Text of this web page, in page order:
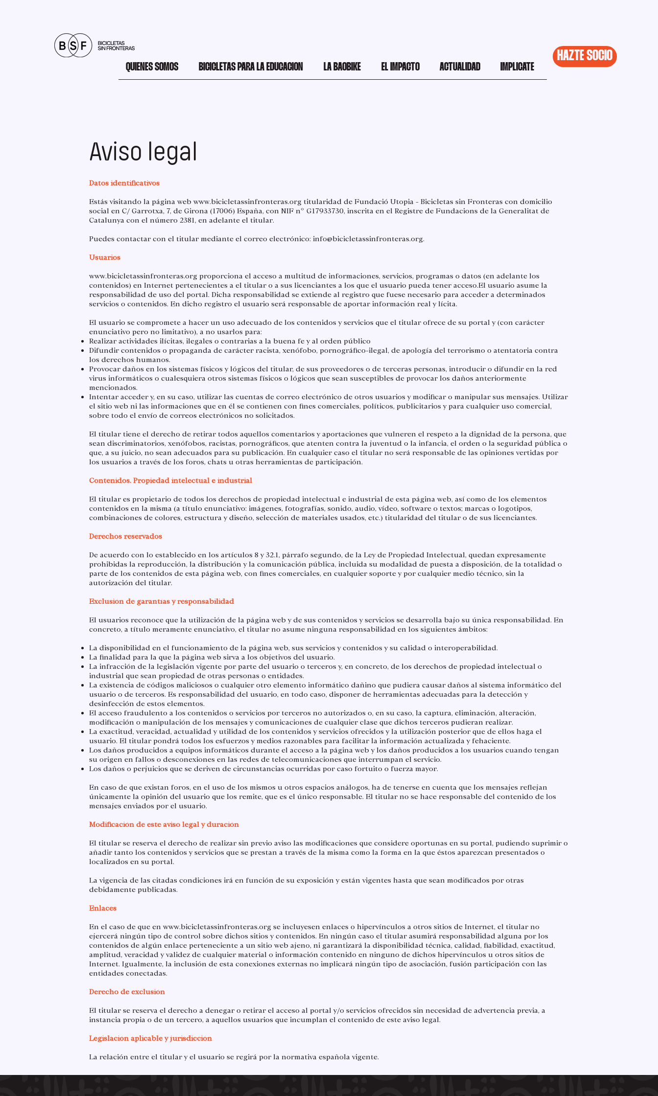
QUIENES SOMOS BICICLETAS PARA LA EDUCACION LA BAOBIKE EL IMPACTO ACTUALIDAD IMPLICATE
HAZTE SOCIO
Aviso legal
Datos identificativos
Estás visitando la página webwww.bicicletassinfronteras.org titularidad de Fundació Utopia - Bicicletas sin Fronteras con domicilio
social en C/ Garrotxa, 7, de Girona (17006) España, con NIF nº G17933730, inscrita en el Registre de Fundacions de la Generalitat de
Catalunya con el número 2381, en adelante el titular.​
Puedes contactar con el titular mediante el correo electrónico: info@bicicletassinfronteras.org.
​Usuarios
www.bicicletassinfronteras.org proporciona el acceso a multitud de informaciones, servicios, programas o datos (en adelante los
contenidos) en Internet pertenecientes a el titular o a sus licenciantes a los que el usuario pueda tener acceso.​El usuario asume la
responsabilidad de uso del portal. Dicha responsabilidad se extiende al registro que fuese necesario para acceder a determinados
servicios o contenidos. En dicho registro el usuario será responsable de aportar información real y lícita.
​El usuario se compromete a hacer un uso adecuado de los contenidos y servicios que el titular ofrece de su portal y (con carácter
enunciativo pero no limitativo), a no usarlos para:​
Realizar actividades ilícitas, ilegales o contrarias a la buena fe y al orden público
Difundir contenidos o propaganda de carácter racista, xenófobo, pornográfico-ilegal, de apología del terrorismo o atentatoria contra
los derechos humanos.
Provocar daños en los sistemas físicos y lógicos del titular, de sus proveedores o de terceras personas, introducir o difundir en la red
virus informáticos o cualesquiera otros sistemas físicos o lógicos que sean susceptibles de provocar los daños anteriormente
mencionados.
Intentar acceder y, en su caso, utilizar las cuentas de correo electrónico de otros usuarios y modificar o manipular sus mensajes. Utilizar
el sitio web ni las informaciones que en él se contienen con fines comerciales, políticos, publicitarios y para cualquier uso comercial,
sobre todo el envío de correos electrónicos no solicitados.​​
El titular tiene el derecho de retirar todos aquellos comentarios y aportaciones que vulneren el respeto a la dignidad de la persona, que
sean discriminatorios, xenófobos, racistas, pornográficos, que atenten contra la juventud o la infancia, el orden o la seguridad pública o
que, a su juicio, no sean adecuados para su publicación. En cualquier caso el titular no será responsable de las opiniones vertidas por
los usuarios a través de los foros, chats u otras herramientas de participación.
​Contenidos. Propiedad intelectual e industrial
El titular es propietario de todos los derechos de propiedad intelectual e industrial de esta página web, así como de los elementos
contenidos en la misma (a título enunciativo: imágenes, fotografías, sonido, audio, vídeo, software o textos; marcas o logotipos,
combinaciones de colores, estructura y diseño, selección de materiales usados, etc.) titularidad del titular o de sus licenciantes.
Derechos reservados
De acuerdo con lo establecido en los artículos 8 y 32.1, párrafo segundo, de la Ley de Propiedad Intelectual, quedan expresamente
prohibidas la reproducción, la distribución y la comunicación pública, incluida su modalidad de puesta a disposición, de la totalidad o
parte de los contenidos de esta página web, con fines comerciales, en cualquier soporte y por cualquier medio técnico, sin la
autorización del titular.​
Exclusión de garantías y responsabilidad
El usuarios reconoce que la utilización de la página web y de sus contenidos y servicios se desarrolla bajo su única responsabilidad. En
concreto, a título meramente enunciativo, el titular no asume ninguna responsabilidad en los siguientes ámbitos:
​La disponibilidad en el funcionamiento de la página web, sus servicios y contenidos y su calidad o interoperabilidad.
La finalidad para la que la página web sirva a los objetivos del usuario.
La infracción de la legislación vigente por parte del usuario o terceros y, en concreto, de los derechos de propiedad intelectual o
industrial que sean propiedad de otras personas o entidades.
La existencia de códigos maliciosos o cualquier otro elemento informático dañino que pudiera causar daños al sistema informático del
usuario o de terceros. Es responsabilidad del usuario, en todo caso, disponer de herramientas adecuadas para la detección y
desinfección de estos elementos.
El acceso fraudulento a los contenidos o servicios por terceros no autorizados o, en su caso, la captura, eliminación, alteración,
modificación o manipulación de los mensajes y comunicaciones de cualquier clase que dichos terceros pudieran realizar.
La exactitud, veracidad, actualidad y utilidad de los contenidos y servicios ofrecidos y la utilización posterior que de ellos haga el
usuario. El titular pondrá todos los esfuerzos y medios razonables para facilitar la información actualizada y fehaciente.
Los daños producidos a equipos informáticos durante el acceso a la página web y los daños producidos a los usuarios cuando tengan
su origen en fallos o desconexiones en las redes de telecomunicaciones que interrumpan el servicio.
Los daños o perjuicios que se deriven de circunstancias ocurridas por caso fortuito o fuerza mayor.​
En caso de que existan foros, en el uso de los mismos u otros espacios análogos, ha de tenerse en cuenta que los mensajes reflejan
únicamente la opinión del usuario que los remite, que es el único responsable. El titular no se hace responsable del contenido de los
mensajes enviados por el usuario.​
Modificación de este aviso legal y duración
El titular se reserva el derecho de realizar sin previo aviso las modificaciones que considere oportunas en su portal, pudiendo suprimir o
añadir tanto los contenidos y servicios que se prestan a través de la misma como la forma en la que éstos aparezcan presentados o
localizados en su portal.
La vigencia de las citadas condiciones irá en función de su exposición y están vigentes hasta que sean modificados por otras
debidamente publicadas.​
Enlaces
En el caso de que enwww.bicicletassinfronteras.org se incluyesen enlaces o hipervínculos a otros sitios de Internet, el titular no
ejercerá ningún tipo de control sobre dichos sitios y contenidos. En ningún caso el titular asumirá responsabilidad alguna por los
contenidos de algún enlace perteneciente a un sitio web ajeno, ni garantizará la disponibilidad técnica, calidad, fiabilidad, exactitud,
amplitud, veracidad y validez de cualquier material o información contenido en ninguno de dichos hipervínculos u otros sitios de
Internet. Igualmente, la inclusión de esta conexiones externas no implicará ningún tipo de asociación, fusión participación con las
entidades conectadas.​
Derecho de exclusión
El titular se reserva el derecho a denegar o retirar el acceso al portal y/o servicios ofrecidos sin necesidad de advertencia previa, a
instancia propia o de un tercero, a aquellos usuarios que incumplan el contenido de este aviso legal.​
Legislación aplicable y jurisdicción
La relación entre el titular y el usuario se regirá por la normativa española vigente.